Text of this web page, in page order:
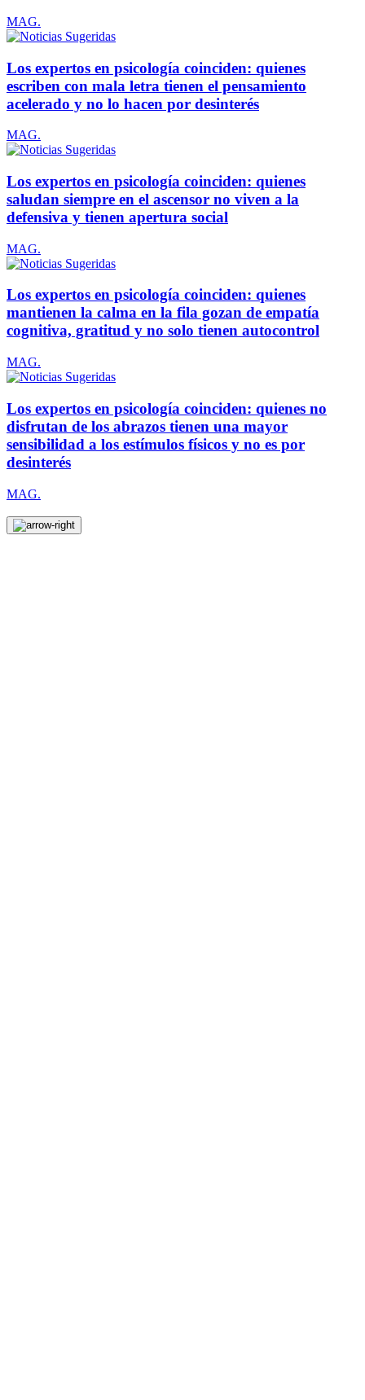
MAG.
Los expertos en psicología coinciden: quienes
escriben con mala letra tienen el pensamiento
acelerado y no lo hacen por desinterés
MAG.
Los expertos en psicología coinciden: quienes
saludan siempre en el ascensor no viven a la
defensiva y tienen apertura social
MAG.
Los expertos en psicología coinciden: quienes
mantienen la calma en la fila gozan de empatía
cognitiva, gratitud y no solo tienen autocontrol
MAG.
Los expertos en psicología coinciden: quienes no
disfrutan de los abrazos tienen una mayor
sensibilidad a los estímulos físicos y no es por
desinterés
MAG.